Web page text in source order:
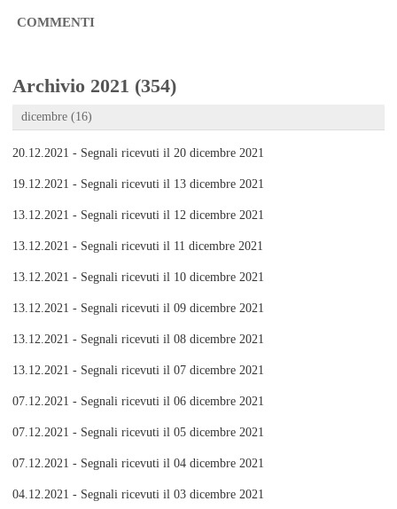
COMMENTI
Archivio 2021 (354)
dicembre (16)
20.12.2021 - Segnali ricevuti il 20 dicembre 2021
19.12.2021 - Segnali ricevuti il 13 dicembre 2021
13.12.2021 - Segnali ricevuti il 12 dicembre 2021
13.12.2021 - Segnali ricevuti il 11 dicembre 2021
13.12.2021 - Segnali ricevuti il 10 dicembre 2021
13.12.2021 - Segnali ricevuti il 09 dicembre 2021
13.12.2021 - Segnali ricevuti il 08 dicembre 2021
13.12.2021 - Segnali ricevuti il 07 dicembre 2021
07.12.2021 - Segnali ricevuti il 06 dicembre 2021
07.12.2021 - Segnali ricevuti il 05 dicembre 2021
07.12.2021 - Segnali ricevuti il 04 dicembre 2021
04.12.2021 - Segnali ricevuti il 03 dicembre 2021